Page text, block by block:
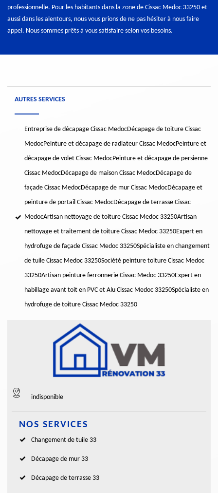
professionnelle. Pour les habitants dans la zone de Cissac Medoc 33250 et
aussi dans les alentours, nous vous prions de ne pas hésiter à nous faire
appel. Nous sommes prêts à vous satisfaire selon vos besoins.
AUTRES SERVICES
Entreprise de décapage Cissac MedocDécapage de toiture Cissac
MedocPeinture et décapage de radiateur Cissac MedocPeinture et
décapage de volet Cissac MedocPeinture et décapage de persienne
Cissac MedocDécapage de maison Cissac MedocDécapage de
façade Cissac MedocDécapage de mur Cissac MedocDécapage et
peinture de portail Cissac MedocDécapage de terrasse Cissac
MedocArtisan nettoyage de toiture Cissac Medoc 33250Artisan
nettoyage et traitement de toiture Cissac Medoc 33250Expert en
hydrofuge de façade Cissac Medoc 33250Spécialiste en changement
de tuile Cissac Medoc 33250Société peinture toiture Cissac Medoc
33250Artisan peinture ferronnerie Cissac Medoc 33250Expert en
habillage avant toit en PVC et Alu Cissac Medoc 33250Spécialiste en
hydrofuge de toiture Cissac Medoc 33250
indisponible
NOS SERVICES
Changement de tuile 33
Décapage de mur 33
Décapage de terrasse 33